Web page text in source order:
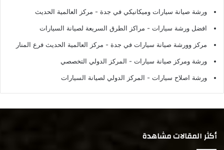
ورشة صيانة سيارات وميكانيكي في جدة - مركز العالمية الحديث
افضل ورشة سيارات - مراكز الطرق السريعة لصيانة السيارات
مركز وورشة صيانة سيارات في جدة - مركز العالمية الحديث فرع المنار
ورشة ومركز صيانة سيارات - المركز الدولي التخصصي
ورشة اصلاح سيارات - المركز الدولي لصيانة السيارات
أكثر المقالات مشاهدة